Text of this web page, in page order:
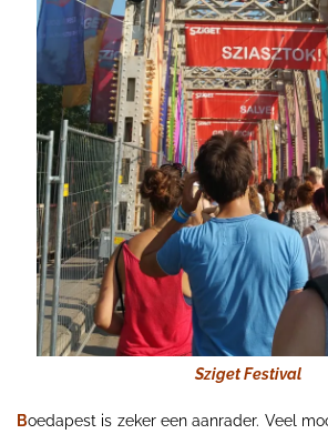
Sziget Festival
Boedapest is zeker een aanrader. Veel